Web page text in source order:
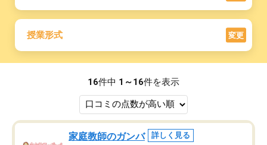
授業形式 変更
16件中 1～16件を表示
家庭教師のガンバ 詳しく見る